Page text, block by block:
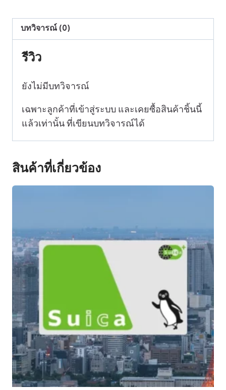
บทวิจารณ์ (0)
รีวิว
ยังไม่มีบทวิจารณ์
เฉพาะลูกค้าที่เข้าสู่ระบบ และเคยซื้อสินค้าชิ้นนี้
แล้วเท่านั้น ที่เขียนบทวิจารณ์ได้
สินค้าที่เกี่ยวข้อง